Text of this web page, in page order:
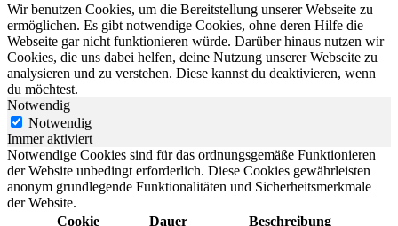
Wir benutzen Cookies, um die Bereitstellung unserer Webseite zu
ermöglichen. Es gibt notwendige Cookies, ohne deren Hilfe die
Webseite gar nicht funktionieren würde. Darüber hinaus nutzen wir
Cookies, die uns dabei helfen, deine Nutzung unserer Webseite zu
analysieren und zu verstehen. Diese kannst du deaktivieren, wenn
du möchtest.
Notwendig
Notwendig
Immer aktiviert
Notwendige Cookies sind für das ordnungsgemäße Funktionieren
der Website unbedingt erforderlich. Diese Cookies gewährleisten
anonym grundlegende Funktionalitäten und Sicherheitsmerkmale
der Website.
Cookie
Dauer Beschreibung